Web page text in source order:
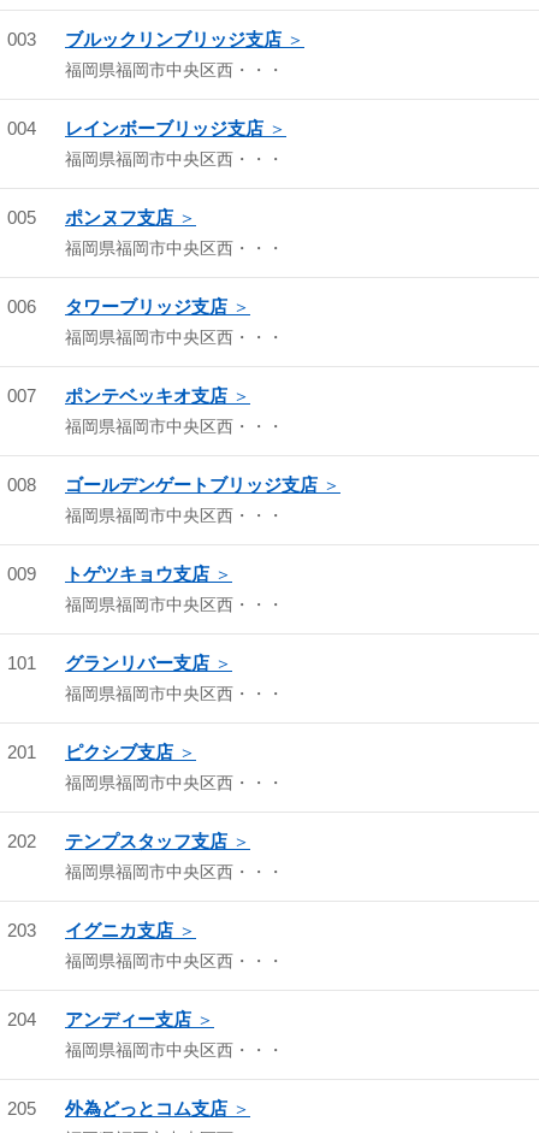
003 ブルックリンブリッジ支店
福岡県福岡市中央区西・・・
004 レインボーブリッジ支店
福岡県福岡市中央区西・・・
005 ポンヌフ支店
福岡県福岡市中央区西・・・
006 タワーブリッジ支店
福岡県福岡市中央区西・・・
007 ポンテベッキオ支店
福岡県福岡市中央区西・・・
008 ゴールデンゲートブリッジ支店
福岡県福岡市中央区西・・・
009 トゲツキョウ支店
福岡県福岡市中央区西・・・
101 グランリバー支店
福岡県福岡市中央区西・・・
201 ピクシブ支店
福岡県福岡市中央区西・・・
202 テンプスタッフ支店
福岡県福岡市中央区西・・・
203 イグニカ支店
福岡県福岡市中央区西・・・
204 アンディー支店
福岡県福岡市中央区西・・・
205 外為どっとコム支店